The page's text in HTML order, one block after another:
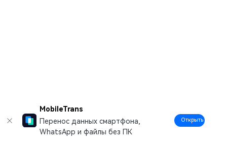
MobileTrans
Перенос данных смартфона,
WhatsApp и файлы без ПК
Открыть